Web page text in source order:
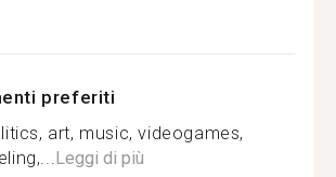
preferiti
art, music, videogames,
Leggi di più